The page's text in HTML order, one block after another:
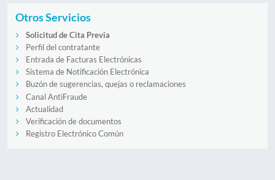
Otros Servicios
Solicitud de Cita Previa
Perfil del contratante
Entrada de Facturas Electrónicas
Sistema de Notificación Electrónica
Buzón de sugerencias, quejas o reclamaciones
Canal AntiFraude
Actualidad
Verificación de documentos
Registro Electrónico Común